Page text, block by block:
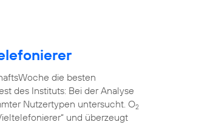
die besten
des Instituts: Bei der Analyse
Nutzertypen untersucht. O2
und überzeugt